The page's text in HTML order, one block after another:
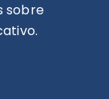
sobre